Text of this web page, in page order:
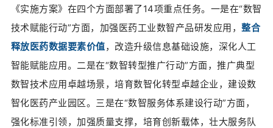
《实施方案》在四个方面部署了14项重点任务。一是在“数智
技术赋能行动”方面，加强医药工业数智产品研发应用，整合
释放医药数据要素价值，改造升级信息基础设施，深化人工
智能赋能应用。二是在“数智转型推广行动”方面，推广典型
数智技术应用卓越场景，培育数智化转型卓越企业，建设数
智化医药产业园区。三是在“数智服务体系建设行动”方面，
强化标准引领，加强质量支撑，培育创新载体，壮大服务队